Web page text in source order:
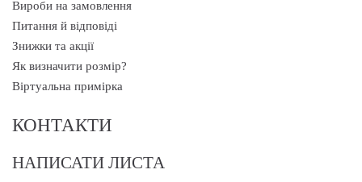
Вироби на замовлення
Питання й відповіді
Знижки та акції
Як визначити розмір?
Віртуальна примірка
КОНТАКТИ
НАПИСАТИ ЛИСТА